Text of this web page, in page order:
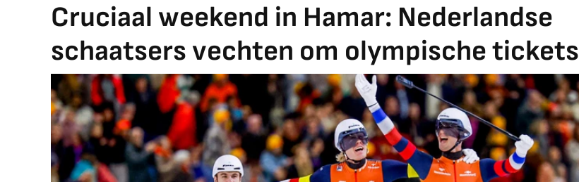
Cruciaal weekend in Hamar: Nederlandse
schaatsers vechten om olympische tickets